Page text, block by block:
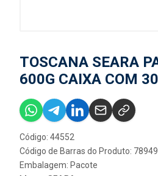
TOSCANA SEARA
600G CAIXA COM 30
Código: 44552
Código de Barras do Produto:
Embalagem: Pacote